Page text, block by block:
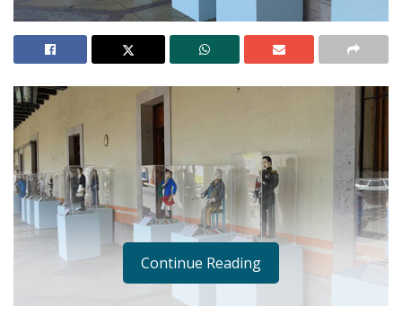
Continue Reading